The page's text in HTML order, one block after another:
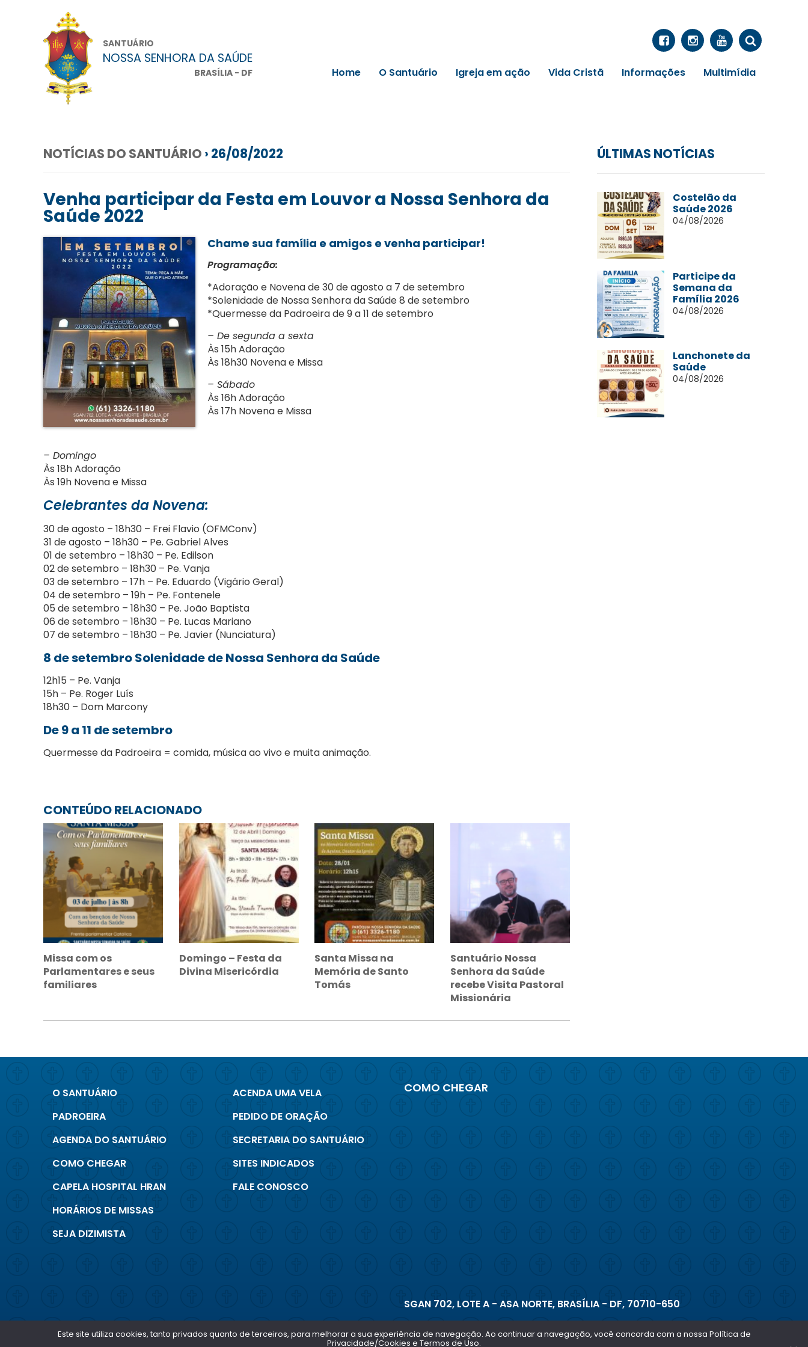
SANTUÁRIO
NOSSA SENHORA DA SAÚDE
BRASÍLIA - DF Home O Santuário Igreja em ação Vida Cristã Informações Multimídia
NOTÍCIAS DO SANTUÁRIO › 26/08/2022
Venha participar da Festa em Louvor a Nossa Senhora da
Saúde 2022
Chame sua família e amigos e venha participar!
Programação:
*Adoração e Novena de 30 de agosto a 7 de setembro
*Solenidade de Nossa Senhora da Saúde 8 de setembro
*Quermesse da Padroeira de 9 a 11 de setembro
– De segunda a sexta
Às 15h Adoração
Às 18h30 Novena e Missa
– Sábado
Às 16h Adoração
Às 17h Novena e Missa
– Domingo
Às 18h Adoração
Às 19h Novena e Missa
Celebrantes da Novena:
30 de agosto – 18h30 – Frei Flavio (OFMConv)
31 de agosto – 18h30 – Pe. Gabriel Alves
01 de setembro – 18h30 – Pe. Edilson
02 de setembro – 18h30 – Pe. Vanja
03 de setembro – 17h – Pe. Eduardo (Vigário Geral)
04 de setembro – 19h – Pe. Fontenele
05 de setembro – 18h30 – Pe. João Baptista
06 de setembro – 18h30 – Pe. Lucas Mariano
07 de setembro – 18h30 – Pe. Javier (Nunciatura)
8 de setembro Solenidade de Nossa Senhora da Saúde
12h15 – Pe. Vanja
15h – Pe. Roger Luís
18h30 – Dom Marcony
De 9 a 11 de setembro
Quermesse da Padroeira = comida, música ao vivo e muita animação.
CONTEÚDO RELACIONADO
Missa com os
Parlamentares e seus
familiares
Domingo – Festa da
Divina Misericórdia
Santa Missa na
Memória de Santo
Tomás
Santuário Nossa
Senhora da Saúde
recebe Visita Pastoral
Missionária
ÚLTIMAS NOTÍCIAS
Costelão da
Saúde 2026
04/08/2026
Participe da
Semana da
Família 2026
04/08/2026
Lanchonete da
Saúde
04/08/2026
O SANTUÁRIO
PADROEIRA
AGENDA DO SANTUÁRIO
COMO CHEGAR
CAPELA HOSPITAL HRAN
HORÁRIOS DE MISSAS
SEJA DIZIMISTA
ACENDA UMA VELA
PEDIDO DE ORAÇÃO
SECRETARIA DO SANTUÁRIO
SITES INDICADOS
FALE CONOSCO
COMO CHEGAR
SGAN 702, LOTE A - ASA NORTE, BRASÍLIA - DF, 70710-650
Este site utiliza cookies, tanto privados quanto de terceiros, para melhorar a sua experiência de navegação. Ao continuar a navegação, você concorda com a nossa Política de
Privacidade/Cookies e Termos de Uso.